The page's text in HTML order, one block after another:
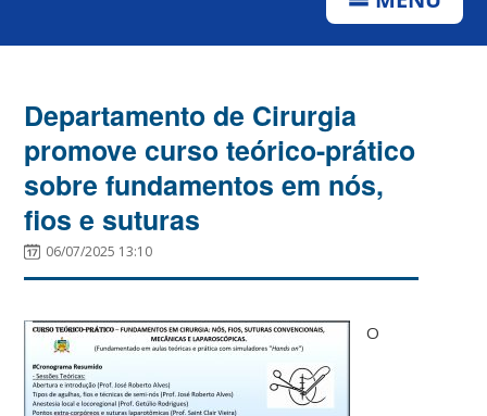
Departamento de Cirurgia
promove curso teórico-prático
sobre fundamentos em nós,
fios e suturas
06/07/2025 13:10
O